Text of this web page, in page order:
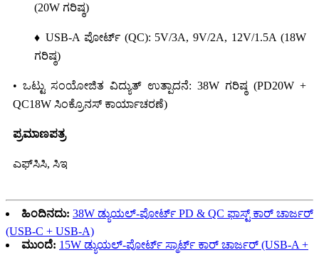
(20W ಗರಿಷ್ಠ)
♦ USB-A ಪೋರ್ಟ್ (QC): 5V/3A, 9V/2A, 12V/1.5A (18W
ಗರಿಷ್ಠ)
• ಒಟ್ಟು ಸಂಯೋಜಿತ ವಿದ್ಯುತ್ ಉತ್ಪಾದನೆ: 38W ಗರಿಷ್ಠ (PD20W +
QC18W ಸಿಂಕ್ರೊನಸ್ ಕಾರ್ಯಾಚರಣೆ)
ಪ್ರಮಾಣಪತ್ರ
ಎಫ್‌ಸಿಸಿ, ಸಿಇ
ಹಿಂದಿನದು: 38W ಡ್ಯುಯಲ್-ಪೋರ್ಟ್ PD & QC ಫಾಸ್ಟ್ ಕಾರ್ ಚಾರ್ಜರ್
(USB-C + USB-A)
ಮುಂದೆ: 15W ಡ್ಯುಯಲ್-ಪೋರ್ಟ್ ಸ್ಮಾರ್ಟ್ ಕಾರ್ ಚಾರ್ಜರ್ (USB-A +